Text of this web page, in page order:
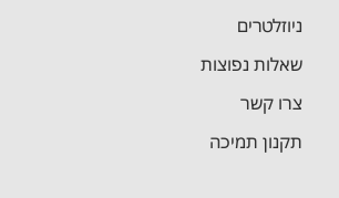
ניוזלטרים
שאלות נפוצות
צרו קשר
תקנון תמיכה